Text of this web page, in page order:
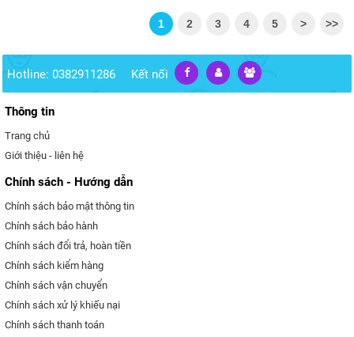
1 2 3 4 5 > >>
Hotline: 0382911286 Kết nối
Thông tin
Trang chủ
Giới thiệu - liên hệ
Chính sách - Hướng dẫn
Chính sách bảo mật thông tin
Chính sách bảo hành
Chính sách đổi trả, hoàn tiền
Chính sách kiểm hàng
Chính sách vận chuyển
Chính sách xử lý khiếu nại
Chính sách thanh toán